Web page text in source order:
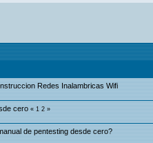
Redes Inalambricas Wifi
cero «1 2»
de pentesting desde cero?